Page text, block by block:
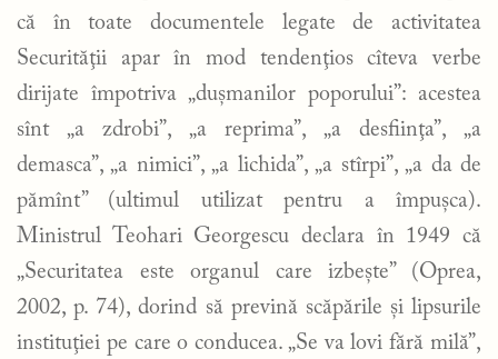
că în toate documentele legate de activitatea
Securităţii apar în mod tendenţios cîteva verbe
dirijate împotriva „duşmanilor poporului”: acestea
sînt „a zdrobi”, „a reprima”, „a desfiinţa”, „a
demasca”, „a nimici”, „a lichida”, „a stîrpi”, „a da de
pămînt” (ultimul utilizat pentru a împuşca).
Ministrul Teohari Georgescu declara în 1949 că
„Securitatea este organul care izbeşte” (Oprea,
2002, p. 74), dorind să prevină scăpările şi lipsurile
instituţiei pe care o conducea. „Se va lovi fără milă”,